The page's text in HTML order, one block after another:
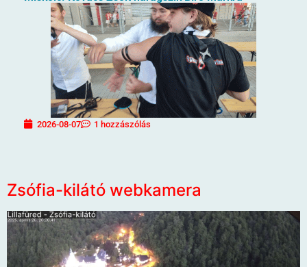
2026-08-07 1 hozzászólás
Zsófia-kilátó webkamera